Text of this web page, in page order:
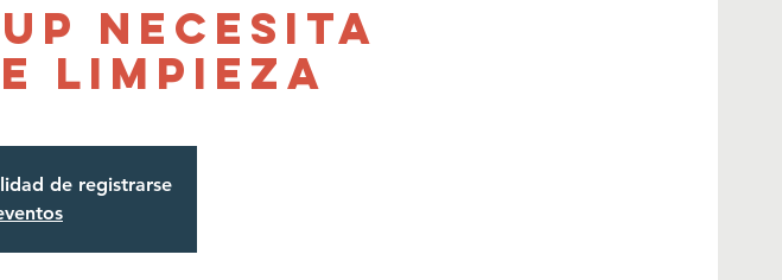
necesita
Limpieza
de registrarse